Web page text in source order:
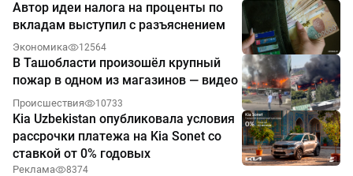
Автор идеи налога на проценты по
вкладам выступил с разъяснением
Экономика 12564
В Ташобласти произошёл крупный
пожар в одном из магазинов — видео
Происшествия 10733
Kia Uzbekistan опубликовала условия
рассрочки платежа на Kia Sonet со
ставкой от 0% годовых
Реклама 8374